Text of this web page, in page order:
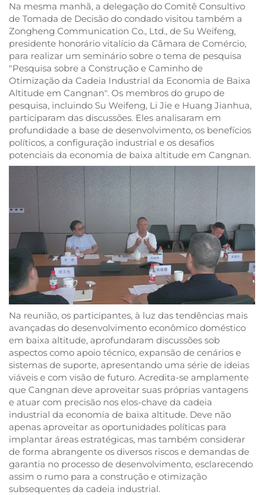
Na mesma manhã, a delegação do Comitê Consultivo
de Tomada de Decisão do condado visitou também a
Zongheng Communication Co., Ltd., de Su Weifeng,
presidente honorário vitalício da Câmara de Comércio,
para realizar um seminário sobre o tema de pesquisa
"Pesquisa sobre a Construção e Caminho de
Otimização da Cadeia Industrial da Economia de Baixa
Altitude em Cangnan". Os membros do grupo de
pesquisa, incluindo Su Weifeng, Li Jie e Huang Jianhua,
participaram das discussões. Eles analisaram em
profundidade a base de desenvolvimento, os benefícios
políticos, a configuração industrial e os desafios
potenciais da economia de baixa altitude em Cangnan.
Na reunião, os participantes, à luz das tendências mais
avançadas do desenvolvimento econômico doméstico
em baixa altitude, aprofundaram discussões sob
aspectos como apoio técnico, expansão de cenários e
sistemas de suporte, apresentando uma série de ideias
viáveis e com visão de futuro. Acredita-se amplamente
que Cangnan deve aproveitar suas próprias vantagens
e atuar com precisão nos elos-chave da cadeia
industrial da economia de baixa altitude. Deve não
apenas aproveitar as oportunidades políticas para
implantar áreas estratégicas, mas também considerar
de forma abrangente os diversos riscos e demandas de
garantia no processo de desenvolvimento, esclarecendo
assim o rumo para a construção e otimização
subsequentes da cadeia industrial.